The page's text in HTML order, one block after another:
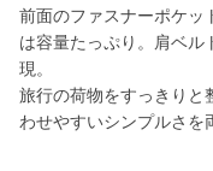
前面のファスナーポケッ
は容量たっぷり。肩ベル
現。
旅行の荷物をすっきりと
わせやすいシンプルさを